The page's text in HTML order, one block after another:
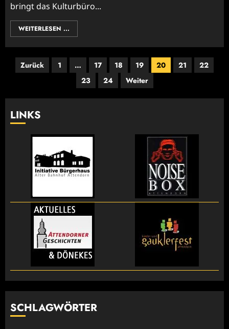
bringt das Kulturbüro...
WEITERLESEN ...
Seitennummerierung
Beiträge
Zurück 1 … 17 18 19 20 21
22
23
24 Weiter
LINKS
SCHLAGWÖRTER